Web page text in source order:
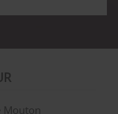
Mouton